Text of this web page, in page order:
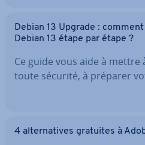
Debian 13 Upgrade :
Debian 13 étape par étape ?
Ce guide vous aide à mettre
toute sécurité, à préparer
4 al­ter­na­tives gratuites à